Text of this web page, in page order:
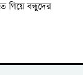
গিয়ে বন্ধুদের